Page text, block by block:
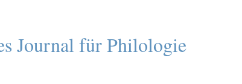
Journal für Philologie